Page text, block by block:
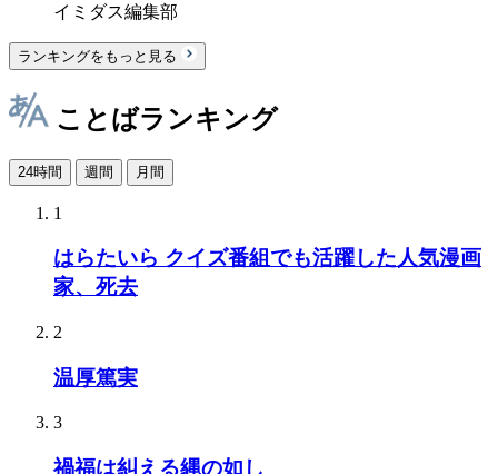
イミダス編集部
ランキングをもっと見る
ことばランキング
24時間 週間 月間
1
はらたいら クイズ番組でも活躍した人気漫画
家、死去
2
温厚篤実
3
禍福は糾える縄の如し